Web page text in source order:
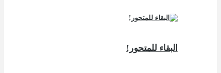
البقاء للمتحور!